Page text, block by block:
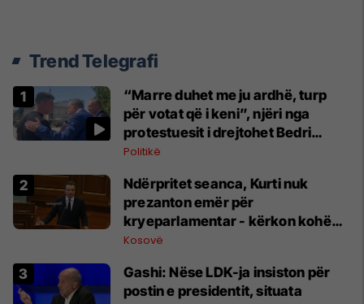
Trend Telegrafi
“Marre duhet me ju ardhë, turp
për votat që i keni”, njëri nga
protestuesit i drejtohet Bedri
Hamzës
Politikë
Ndërpritet seanca, Kurti nuk
prezanton emër për
kryeparlamentar - kërkon kohë
shtesë për marrëveshje politike
Kosovë
Gashi: Nëse LDK-ja insiston për
postin e presidentit, situata